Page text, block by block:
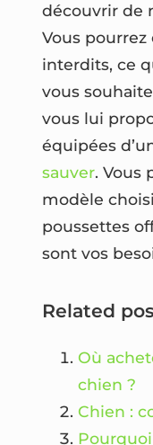
découvrir de
Vous
interdits, ce
vous
vous lui
équipées
sauver. Vous
modèle
poussettes
sont vos
Related
Où
chien ?
Chien :